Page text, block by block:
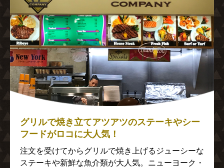
グリルで焼き立てアツアツのステーキやシー
フードがロコに大人気！
注文を受けてからグリルで焼き上げるジューシーな
ステーキや新鮮な魚介類が大人気。ニューヨーク・